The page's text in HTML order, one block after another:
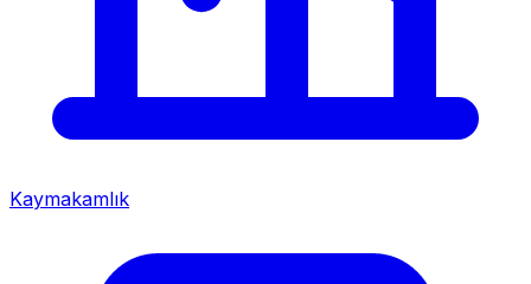
Kaymakamlık